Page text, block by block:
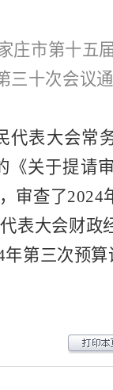
庄市第十五
三十次会议
表大会常
《关于提请
审查了2024
表大会财政
第三次预